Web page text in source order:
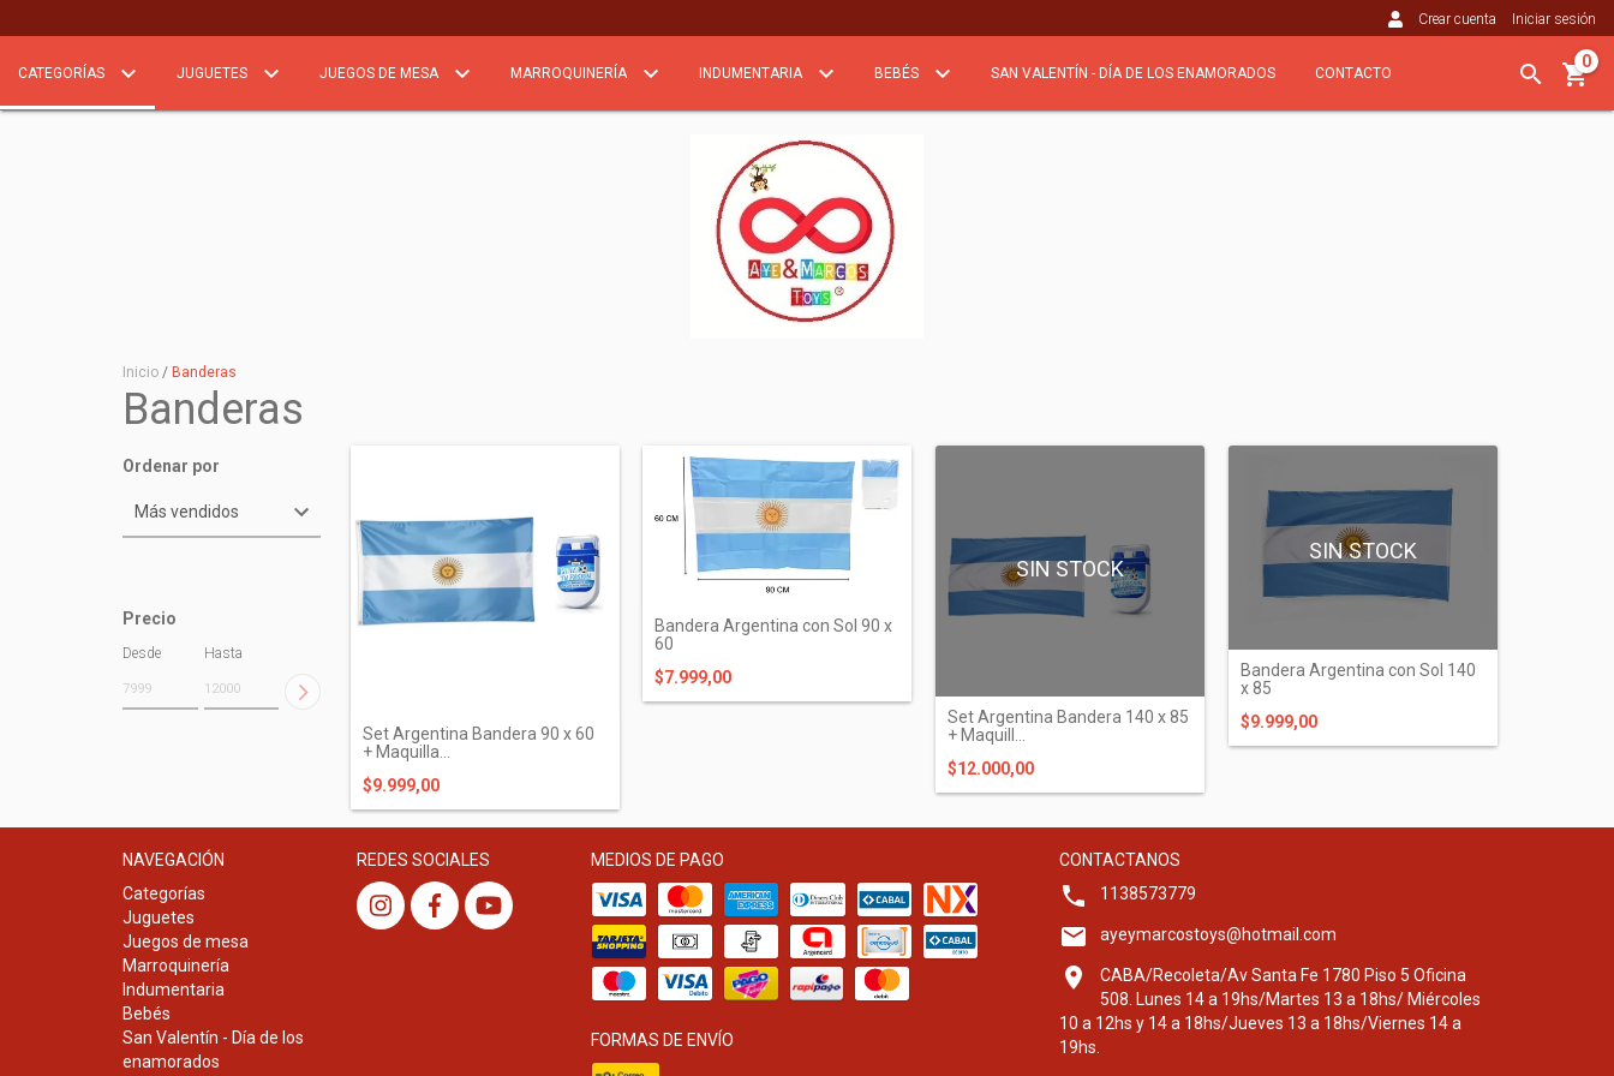
Crear cuenta Iniciar sesión
CATEGORÍAS JUGUETES JUEGOS DE MESA MARROQUINERÍA INDUMENTARIA BEBÉS SAN VALENTÍN - DÍA DE LOS ENAMORADOS CONTACTO
0
Inicio / Banderas
Banderas
Ordenar por
Precio
Desde Hasta
Set Argentina Bandera 90 x 60
+ Maquilla...
$9.999,00
Bandera Argentina con Sol 90 x
60
$7.999,00
SIN STOCK
Set Argentina Bandera 140 x 85
+ Maquill...
$12.000,00
SIN STOCK
Bandera Argentina con Sol 140
x 85
$9.999,00
NAVEGACIÓN
Categorías
Juguetes
Juegos de mesa
Marroquinería
Indumentaria
Bebés
San Valentín - Día de los
enamorados
REDES SOCIALES MEDIOS DE PAGO
FORMAS DE ENVÍO
CONTACTANOS
1138573779
ayeymarcostoys@hotmail.com
CABA/Recoleta/Av Santa Fe 1780 Piso 5 Oficina
508. Lunes 14 a 19hs/Martes 13 a 18hs/ Miércoles
10 a 12hs y 14 a 18hs/Jueves 13 a 18hs/Viernes 14 a
19hs.